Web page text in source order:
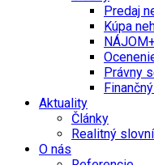
Predaj
Kúpa
Právny
Aktuality
Články
Realitný
O nás